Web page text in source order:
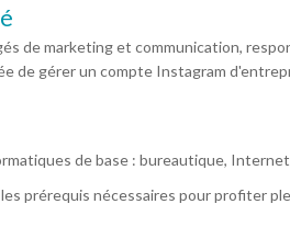
de marketing et communication,
de gérer un compte Instagram
de base : bureautique,
les prérequis nécessaires pour profiter